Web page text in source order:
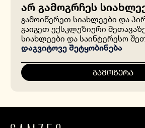
არ გამოგრჩეს
გამოიწერეთ სიახლეები და
გაიგეთ ექსკლუზიური
სიახლეები და საინტერესო